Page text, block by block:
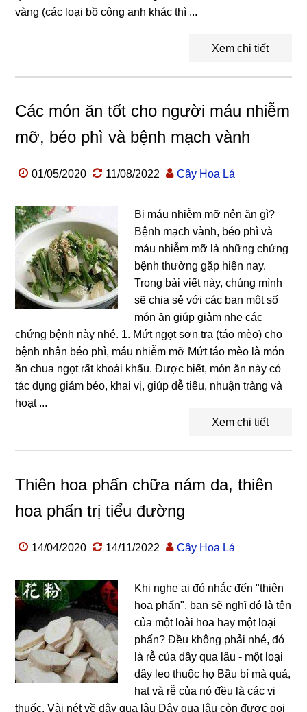
vàng (các loại bồ công anh khác thì ...
Xem chi tiết
Các món ăn tốt cho người máu nhiễm
mỡ, béo phì và bệnh mạch vành
01/05/2020 11/08/2022 Cây Hoa Lá
Bị máu nhiễm mỡ nên ăn gì?
Bệnh mạch vành, béo phì và
máu nhiễm mỡ là những chứng
bệnh thường gặp hiện nay.
Trong bài viết này, chúng mình
sẽ chia sẻ với các bạn một số
món ăn giúp giảm nhẹ các
chứng bệnh này nhé. 1. Mứt ngọt sơn tra (táo mèo) cho
bệnh nhân béo phì, máu nhiễm mỡ Mứt táo mèo là món
ăn chua ngọt rất khoái khẩu. Được biết, món ăn này có
tác dụng giảm béo, khai vị, giúp dễ tiêu, nhuận tràng và
hoạt ...
Xem chi tiết
Thiên hoa phấn chữa nám da, thiên
hoa phấn trị tiểu đường
14/04/2020 14/11/2022 Cây Hoa Lá
Khi nghe ai đó nhắc đến "thiên
hoa phấn", bạn sẽ nghĩ đó là tên
của một loài hoa hay một loại
phấn? Đều không phải nhé, đó
là rễ của dây qua lâu - một loại
dây leo thuộc họ Bầu bí mà quả,
hạt và rễ của nó đều là các vị
thuốc. Vài nét về dây qua lâu Dây qua lâu còn được gọi